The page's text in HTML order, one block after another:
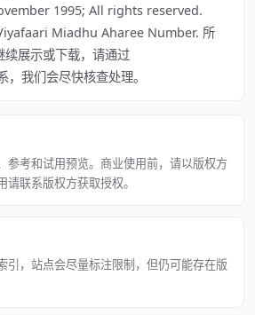
1995; All rights reserved.
Miadhu Aharee Number. 所
展示或下载，请通过
我们会尽快核查处理。
参考和试用预览。商业使用前，请以版权方
联系版权方获取授权。
引，站点会尽量标注限制，但仍可能存在版